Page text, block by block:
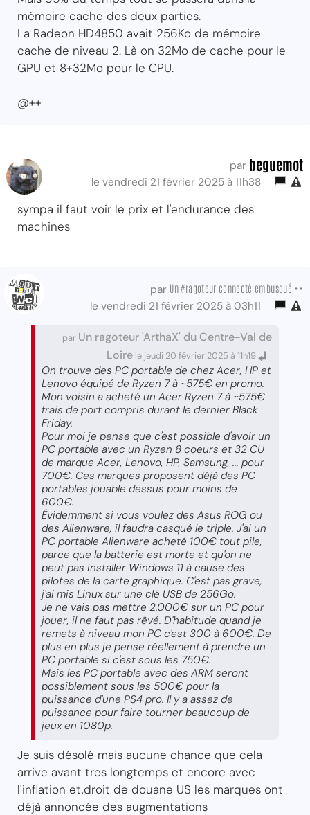
mémoire cache des deux parties.
La Radeon HD4850 avait 256Ko de mémoire
cache de niveau 2. Là on 32Mo de cache pour le
GPU et 8+32Mo pour le CPU.
@++
par beguemot
le vendredi 21 février 2025 à 11h38
sympa il faut voir le prix et l'endurance des
machines
par Un #ragoteur connecté embusqué ••
le vendredi 21 février 2025 à 03h11
par Un ragoteur 'ArthaX' du Centre-Val de
Loire le jeudi 20 février 2025 à 11h19
On trouve des PC portable de chez Acer, HP et
Lenovo équipé de Ryzen 7 à ~575€ en promo.
Mon voisin a acheté un Acer Ryzen 7 à ~575€
frais de port compris durant le dernier Black
Friday.
Pour moi je pense que c'est possible d'avoir un
PC portable avec un Ryzen 8 coeurs et 32 CU
de marque Acer, Lenovo, HP, Samsung, ... pour
700€. Ces marques proposent déjà des PC
portables jouable dessus pour moins de
600€.
Évidemment si vous voulez des Asus ROG ou
des Alienware, il faudra casqué le triple. J'ai un
PC portable Alienware acheté 100€ tout pile,
parce que la batterie est morte et qu'on ne
peut pas installer Windows 11 à cause des
pilotes de la carte graphique. C'est pas grave,
j'ai mis Linux sur une clé USB de 256Go.
Je ne vais pas mettre 2.000€ sur un PC pour
jouer, il ne faut pas rêvé. D'habitude quand je
remets à niveau mon PC c'est 300 à 600€. De
plus en plus je pense réellement à prendre un
PC portable si c'est sous les 750€.
Mais les PC portable avec des ARM seront
possiblement sous les 500€ pour la
puissance d'une PS4 pro. Il y a assez de
puissance pour faire tourner beaucoup de
jeux en 1080p.
Je suis désolé mais aucune chance que cela
arrive avant tres longtemps et encore avec
l'inflation et,droit de douane US les marques ont
déjà annoncée des augmentations